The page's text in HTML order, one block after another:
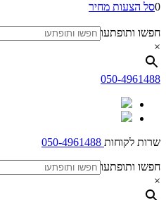
0סל הצעות מחיר
חפשו ותופתעו
×
050-4961488
שרות לקוחות
חפשו ותופתעו
×